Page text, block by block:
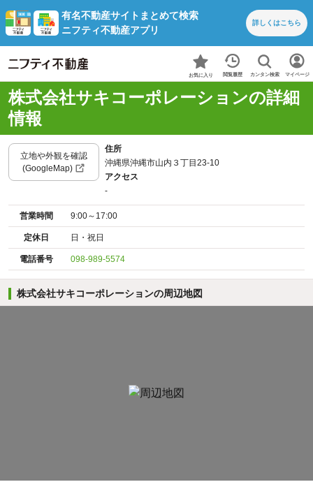
有名不動産サイトまとめて検索
ニフティ不動産アプリ
詳しくはこちら
お気に入り 閲覧履歴 カンタン検索 マイページ
株式会社サキコーポレーションの詳細
情報
立地や外観を確認
(GoogleMap)
住所
沖縄県沖縄市山内３丁目23-10
アクセス
-
営業時間 9:00～17:00
定休日 日・祝日
電話番号 098-989-5574
株式会社サキコーポレーションの周辺地図